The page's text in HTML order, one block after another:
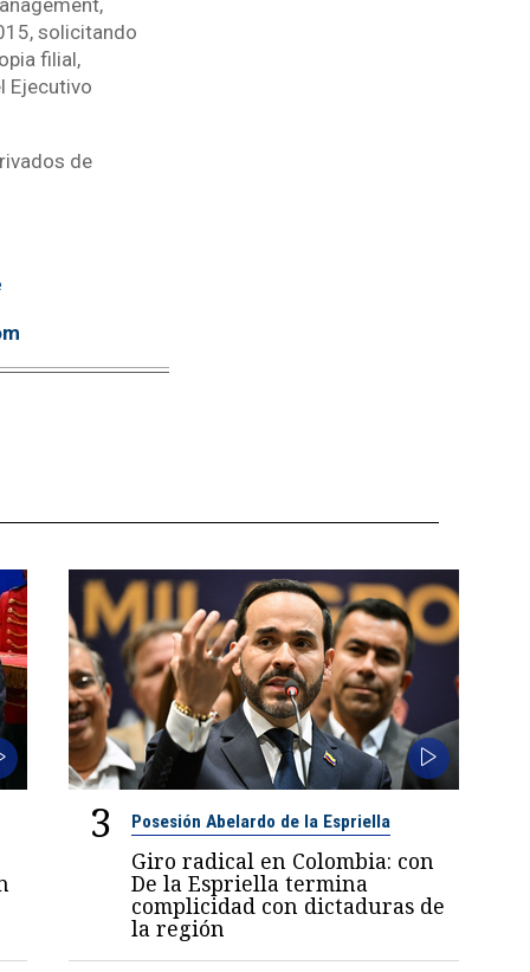
solicitando
filial,
Ejecutivo
de
3 Posesión Abelardo de la Espriella
Giro radical en Colombia: con
De la Espriella termina
complicidad con dictaduras de
la región